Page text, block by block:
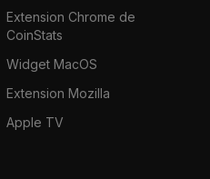
Extension Chrome de
CoinStats
Widget MacOS
Extension Mozilla
Apple TV